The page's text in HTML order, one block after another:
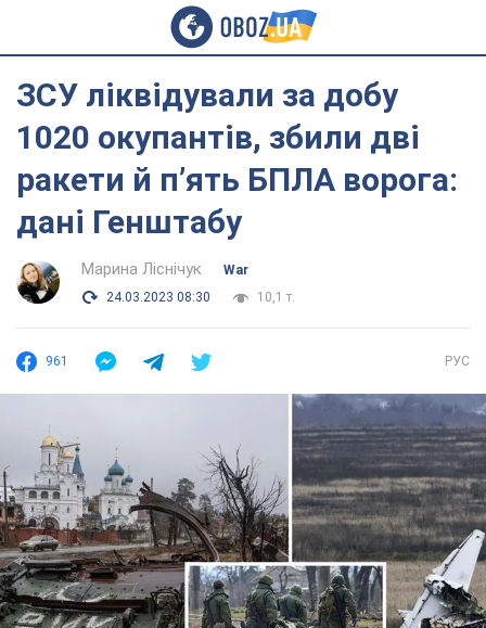
ЗСУ ліквідували за добу
1020 окупантів, збили дві
ракети й п’ять БПЛА ворога:
дані Генштабу
Марина Ліснічук
War
24.03.2023 08:30
10,1 т.
961 РУС